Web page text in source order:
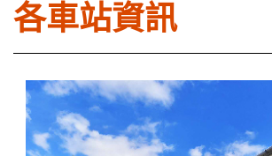
各車站資訊